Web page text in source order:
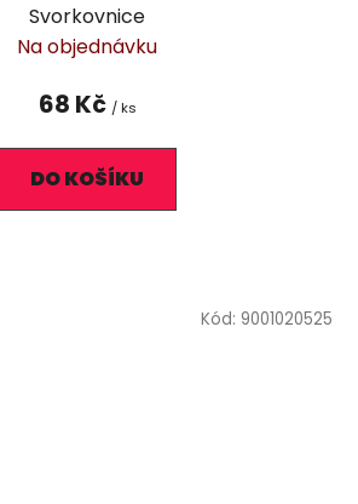
Svorkovnice
Na objednávku
68 Kč / ks
DO KOŠÍKU
Kód: 9001020525